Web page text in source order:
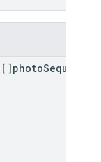
photoSequences[]